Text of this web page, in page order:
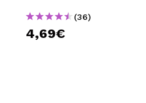
(36)
4,69€